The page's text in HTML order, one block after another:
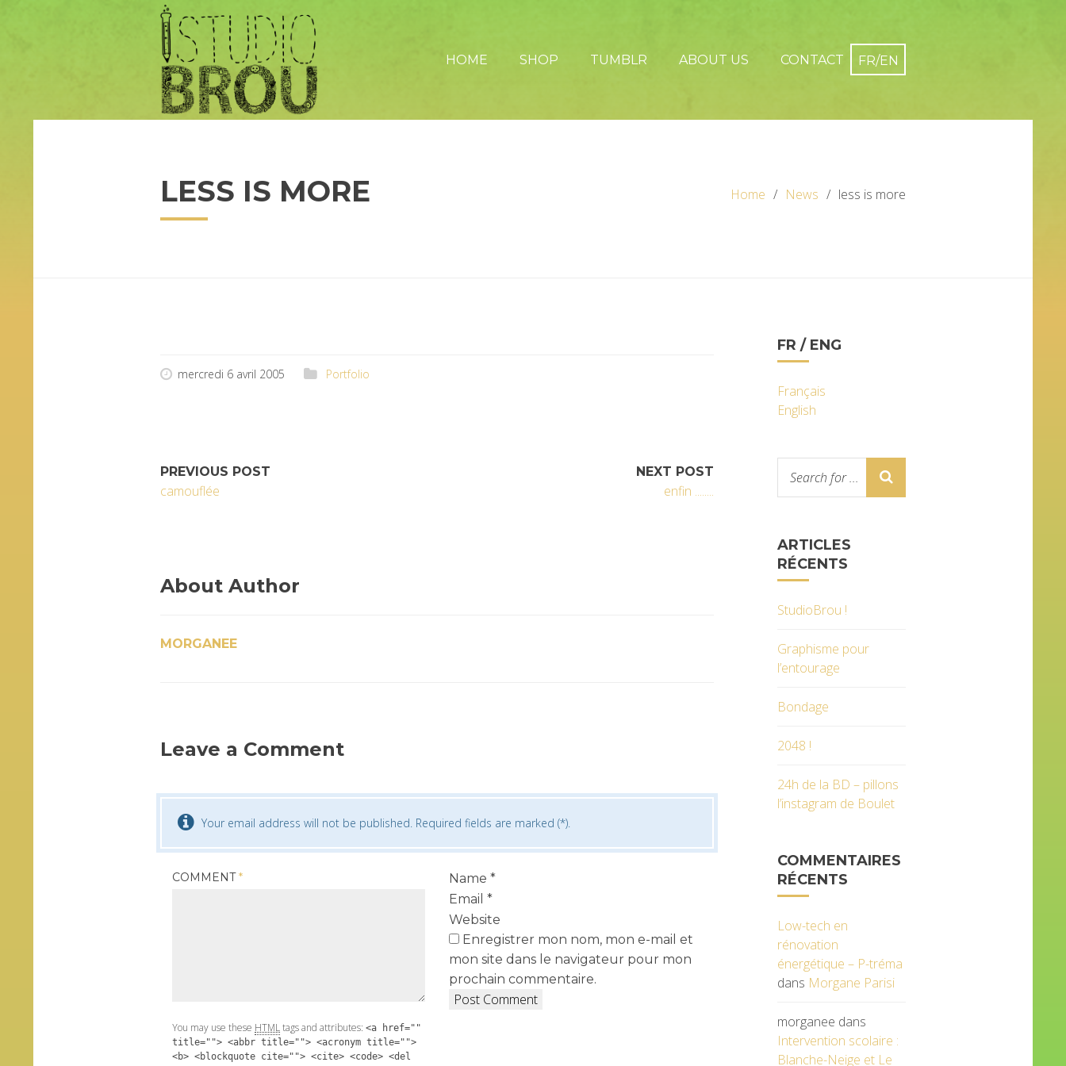
HOME SHOP TUMBLR ABOUT US CONTACT
LESS IS MORE Home News less is more
mercredi 6 avril 2005 Portfolio
PREVIOUS POST
camouflée
NEXT POST
enfin ........
About Author
MORGANEE
Leave a Comment
Your email address will not be published. Required fields are marked (*).
COMMENT*
You may use these HTMLtags and attributes: <a href=""
title=""> <abbr title=""> <acronym title="">
<b> <blockquote cite=""> <cite> <code> <del
Name *
Email *
Website
Enregistrer mon nom, mon e-mail et
mon site dans le navigateur pour mon
prochain commentaire.
FR / ENG
Français
English
ARTICLES
RÉCENTS
StudioBrou !
Graphisme pour
l’entourage
Bondage
2048 !
24h de la BD – pillons
l’instagram de Boulet
COMMENTAIRES
RÉCENTS
Low-tech en
rénovation
énergétique – P-tréma
dans Morgane Parisi
morganee dans
Intervention scolaire :
Blanche-Neige et Le